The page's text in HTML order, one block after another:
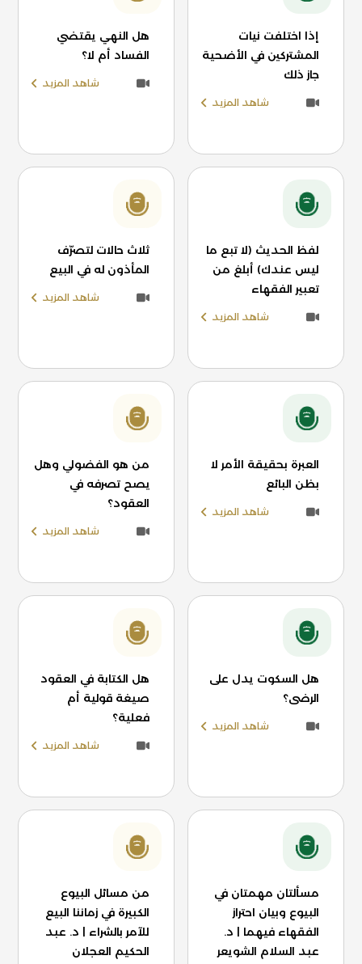
إذا اختلفت نيات
المشتركين في الأضحية
جاز ذلك
شاهد المزيد
هل النهي يقتضي
الفساد أم لا؟
شاهد المزيد
لفظ الحديث (لا تبع ما
ليس عندك) أبلغ من
تعبير الفقهاء
شاهد المزيد
ثلاث حالات لتصرّف
المأذون له في البيع
شاهد المزيد
العبرة بحقيقة الأمر لا
بظن البائع
شاهد المزيد
من هو الفضولي وهل
يصح تصرفه في
العقود؟
شاهد المزيد
هل السكوت يدل على
الرضى؟
شاهد المزيد
هل الكتابة في العقود
صيغة قولية أم
فعلية؟
شاهد المزيد
مسألتان مهمتان في
البيوع وبيان احتراز
الفقهاء فيهما | د.
عبد السلام الشويعر
من مسائل البيوع
الكبيرة في زماننا البيع
للآمر بالشراء | د. عبد
الحكيم العجلان